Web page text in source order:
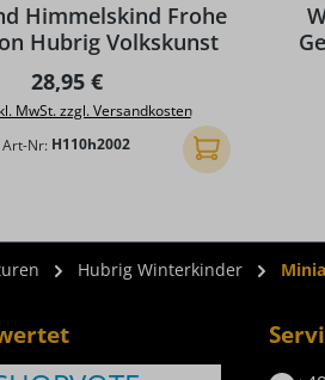
Himmelskind Frohe
Hubrig Volkskunst
Regulärer Preis:
28,95 €
MwSt. zzgl. Versandkosten
Art-Nr: H110h2002 In den Warenkorb
Hubrig Winterkinder